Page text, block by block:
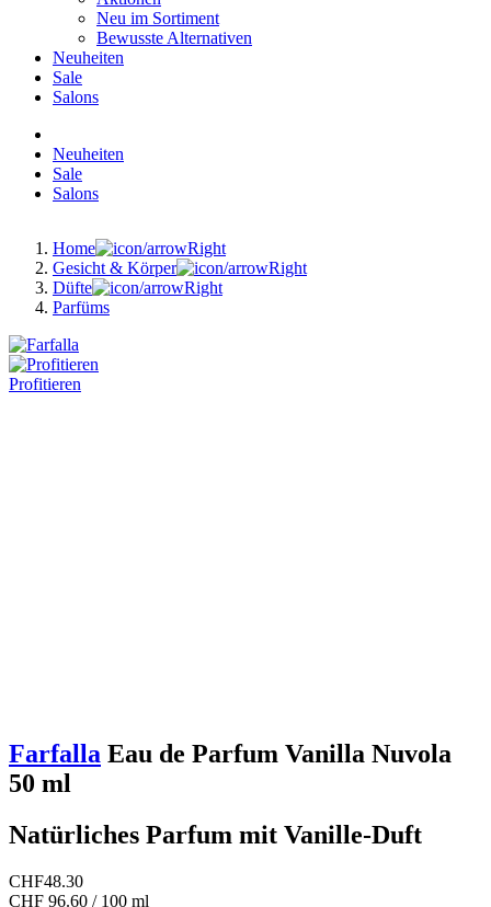
Neu im Sortiment
Bewusste Alternativen
Neuheiten
Sale
Salons
Neuheiten
Sale
Salons
Home
Gesicht & Körper
Düfte
Parfüms
Profitieren
Farfalla Eau de Parfum Vanilla Nuvola
50 ml
Natürliches Parfum mit Vanille-Duft
CHF48.30
CHF 96.60 / 100 ml